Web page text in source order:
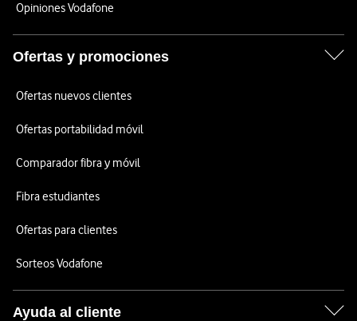
Opiniones Vodafone
Ofertas y promociones
Ofertas nuevos clientes
Ofertas portabilidad móvil
Comparador fibra y móvil
Fibra estudiantes
Ofertas para clientes
Sorteos Vodafone
Ayuda al cliente